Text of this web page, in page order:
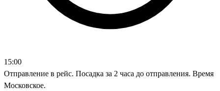
15:00
Отправление в рейс. Посадка за 2 часа до отправления. Время
Московское.